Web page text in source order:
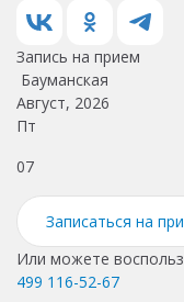
Запись на прием
Бауманская
Август, 2026
Пт
07
Записаться на
Или можете
499 116-52-67